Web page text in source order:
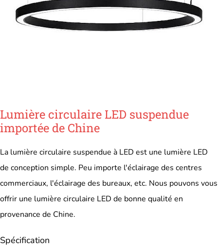
Lumière circulaire LED suspendue
importée de Chine
La lumière circulaire suspendue à LED est une lumière LED
de conception simple. Peu importe l'éclairage des centres
commerciaux, l'éclairage des bureaux, etc. Nous pouvons vous
offrir une lumière circulaire LED de bonne qualité en
provenance de Chine.
Spécification